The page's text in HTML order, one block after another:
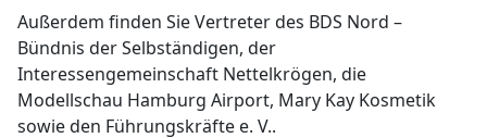
Außerdem finden Sie Vertreter des BDS Nord –
Bündnis der Selbständigen, der
Interessengemeinschaft Nettelkrögen, die
Modellschau Hamburg Airport, Mary Kay Kosmetik
sowie den Führungskräfte e. V..